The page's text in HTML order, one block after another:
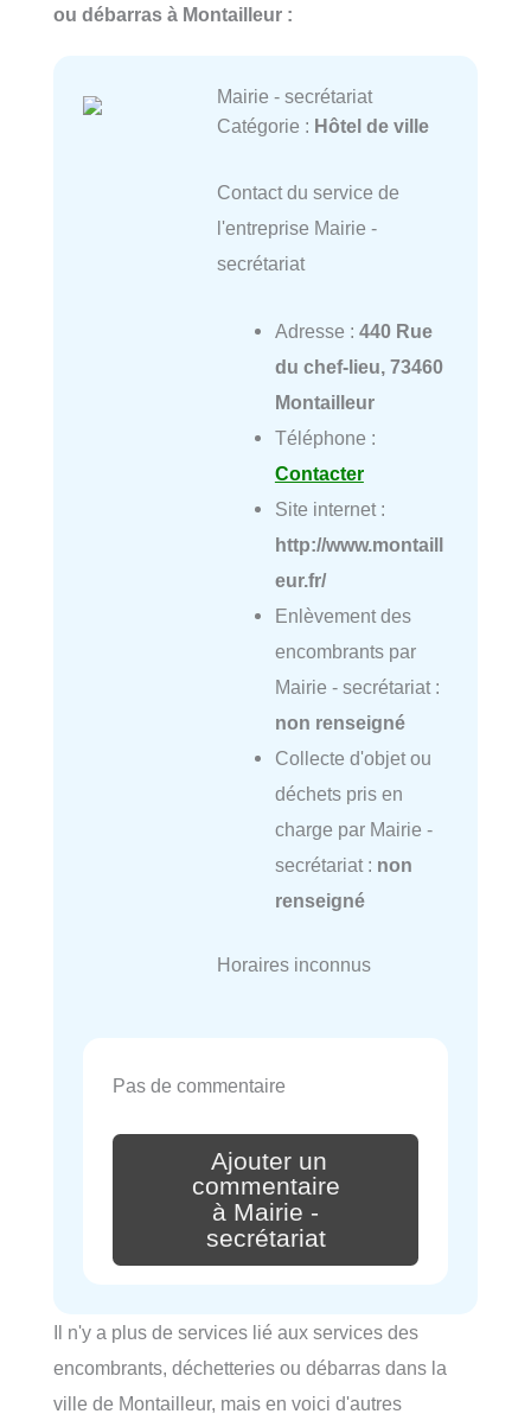
ou débarras à Montailleur :
Mairie - secrétariat
Catégorie : Hôtel de ville
Contact du service de
l'entreprise Mairie -
secrétariat
Adresse : 440 Rue
du chef-lieu, 73460
Montailleur
Téléphone :
Contacter
Site internet :
http://www.montaill
eur.fr/
Enlèvement des
encombrants par
Mairie - secrétariat :
non renseigné
Collecte d'objet ou
déchets pris en
charge par Mairie -
secrétariat : non
renseigné
Horaires inconnus
Pas de commentaire
Ajouter un
commentaire
à Mairie -
secrétariat
Il n'y a plus de services lié aux services des
encombrants, déchetteries ou débarras dans la
ville de Montailleur, mais en voici d'autres